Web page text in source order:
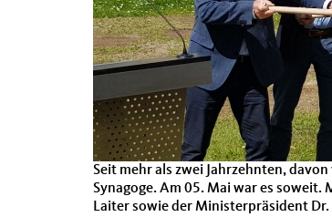
Seit mehr als zwei Jahrzehnten,
Synagoge. Am 05. Mai war es
Laiter sowie der Ministerpräsident